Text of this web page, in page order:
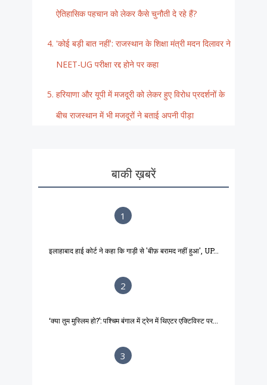
ऐतिहासिक पहचान को लेकर कैसे चुनौती दे रहे हैं?
'कोई बड़ी बात नहीं': राजस्थान के शिक्षा मंत्री मदन दिलावर ने
NEET-UG परीक्षा रद्द होने पर कहा
हरियाणा और यूपी में मजदूरी को लेकर हुए विरोध प्रदर्शनों के
बीच राजस्थान में भी मजदूरों ने बताई अपनी पीड़ा
बाकी ख़बरें
1
इलाहाबाद हाई कोर्ट ने कहा कि गाड़ी से 'बीफ़ बरामद नहीं हुआ', UP...
2
‘क्या तुम मुस्लिम हो?’: पश्चिम बंगाल में ट्रेन में थिएटर एक्टिविस्ट पर...
3